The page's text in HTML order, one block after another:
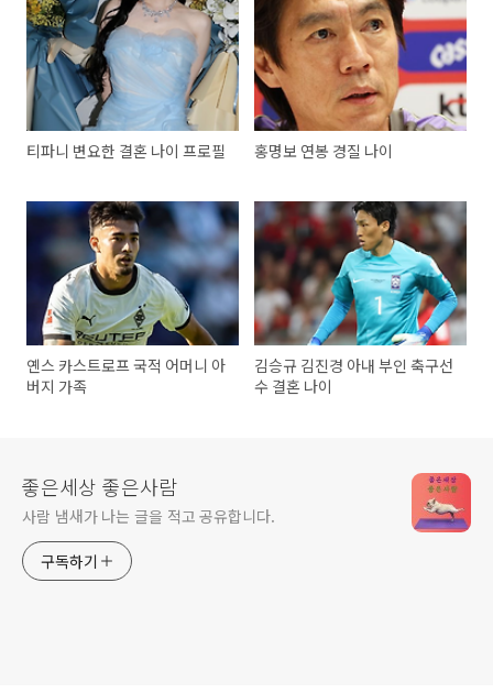
티파니 변요한 결혼 나이 프로필 홍명보 연봉 경질 나이
옌스 카스트로프 국적 어머니 아
버지 가족
김승규 김진경 아내 부인 축구선
수 결혼 나이
좋은세상 좋은사람
사람 냄새가 나는 글을 적고 공유합니다.
구독하기